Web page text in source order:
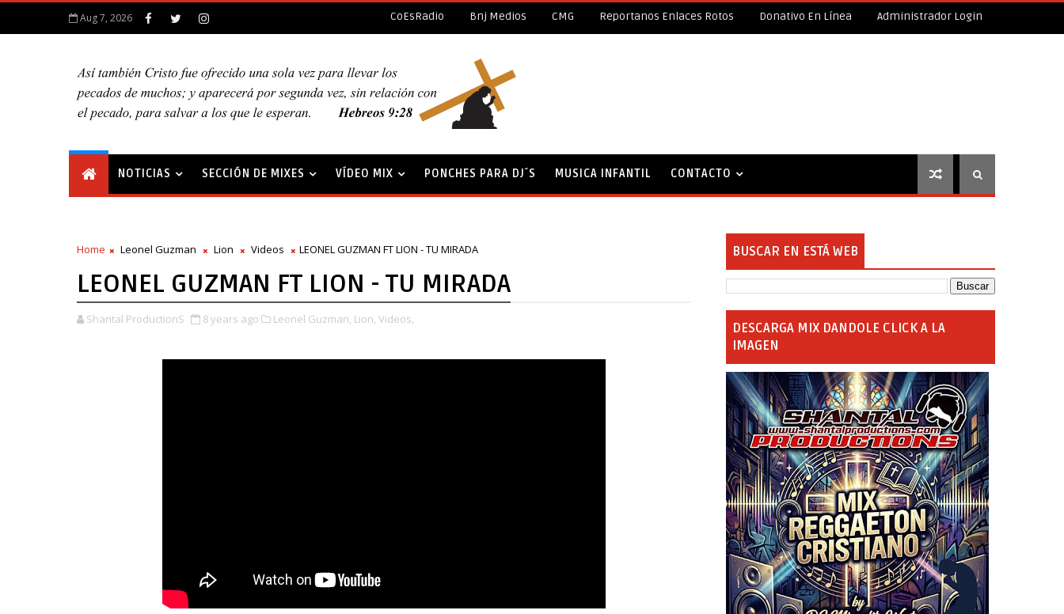
Aug 7, 2026 CoEsRadio Bnj Medios CMG Reportanos Enlaces Rotos Donativo En Línea Administrador Login
NOTICIAS SECCIÓN DE MIXES VÍDEO MIX PONCHES PARA DJ´S MUSICA INFANTIL CONTACTO
Home Leonel Guzman Lion Videos LEONEL GUZMAN FT LION - TU MIRADA
LEONEL GUZMAN FT LION - TU MIRADA
Shantal ProductionS 8 years ago Leonel Guzman, Lion, Videos,
BUSCAR EN ESTÁ WEB
DESCARGA MIX DANDOLE CLICK A LA
IMAGEN